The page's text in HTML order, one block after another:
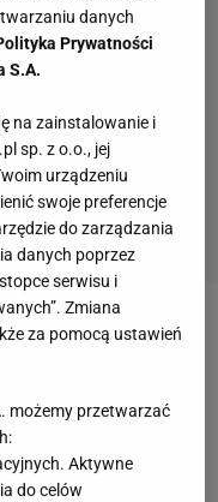
Polski?
usłyszał
danych
Prywatności
S.A.
na zainstalowanie i
sp. z o.o., jej
urządzeniu
swoje preferencje
do zarządzania
danych poprzez
serwisu i
Zmiana
za pomocą ustawień
możemy przetwarzać
Aktywne
do celów